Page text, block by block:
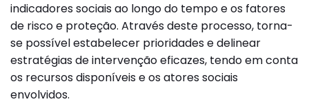
indicadores sociais ao longo do tempo e os fatores
de risco e proteção. Através deste processo, torna-
se possível estabelecer prioridades e delinear
estratégias de intervenção eficazes, tendo em conta
os recursos disponíveis e os atores sociais
envolvidos.